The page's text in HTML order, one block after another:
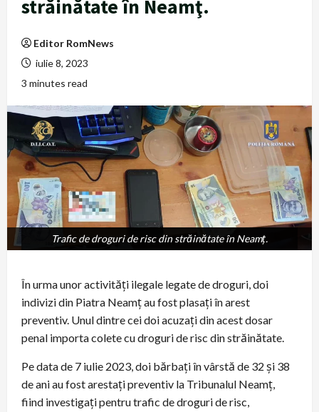
străinătate în Neamţ.
Editor RomNews
iulie 8, 2023
3 minutes read
Trafic de droguri de risc din străinătate în Neamţ.
Trafic de droguri de risc din străinătate în Neamţ.
În urma unor activități ilegale legate de droguri, doi
indivizi din Piatra Neamț au fost plasați în arest
preventiv. Unul dintre cei doi acuzați din acest dosar
penal importa colete cu droguri de risc din străinătate.
Pe data de 7 iulie 2023, doi bărbați în vârstă de 32 și 38
de ani au fost arestați preventiv la Tribunalul Neamț,
fiind investigați pentru trafic de droguri de risc,